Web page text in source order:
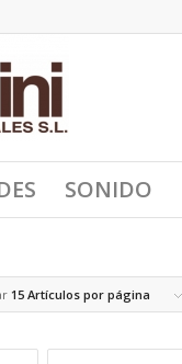
SONIDO
15 Artículos por página